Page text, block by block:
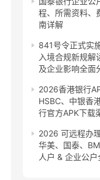
程、所需资料、
南详解
841号令正式实
入境合规新规解
及企业影响全面
2026香港银行
HSBC、中银香
行官方APK下载
2026 可远程办
华美、国泰、
人户 & 企业公户